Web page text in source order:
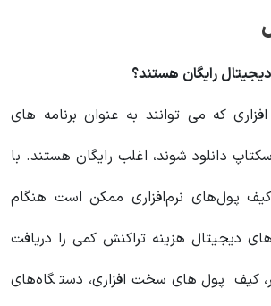
رایگان هستند؟
که می توانند به عنوان برنامه های
دانلود شوند، اغلب رایگان هستند. با
پول‌های نرم‌افزاری ممکن است هنگام
دیجیتال هزینه تراکنش‌ کمی را دریافت
کیف پول‌های سخت‌افزاری، دستگاه‌های